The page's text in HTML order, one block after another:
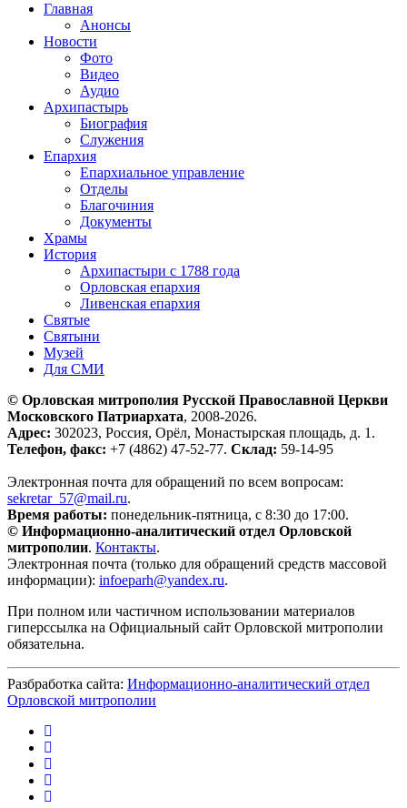
Главная
Анонсы
Новости
Фото
Видео
Аудио
Архипастырь
Биография
Служения
Епархия
Епархиальное управление
Отделы
Благочиния
Документы
Храмы
История
Архипастыри с 1788 года
Орловская епархия
Ливенская епархия
Святые
Святыни
Музей
Для СМИ
© Орловская митрополия Русской Православной Церкви
Московского Патриархата, 2008-2026.
Адрес: 302023, Россия, Орёл, Монастырская площадь, д. 1.
Телефон, факс: +7 (4862) 47-52-77. Склад: 59-14-95
Электронная почта для обращений по всем вопросам:
sekretar_57@mail.ru.
Время работы: понедельник-пятница, с 8:30 до 17:00.
© Информационно-аналитический отдел Орловской
митрополии. Контакты.
Электронная почта (только для обращений средств массовой
информации): infoeparh@yandex.ru.
При полном или частичном использовании материалов
гиперссылка на Официальный сайт Орловской митрополии
обязательна.
Разбработка сайта: Информационно-аналитический отдел
Орловской митрополии